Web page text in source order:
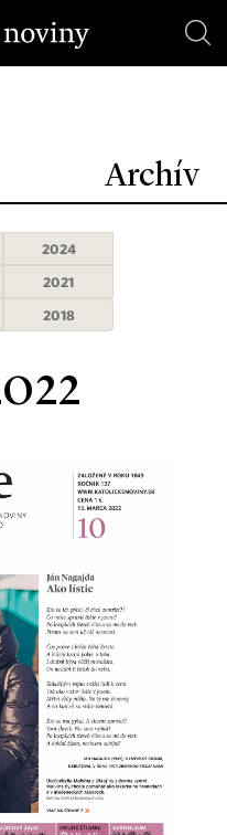
Archív
2024
2021
2018